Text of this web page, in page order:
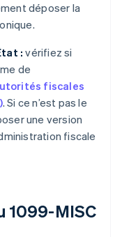
déposer la
: vérifiez si
de
fiscales
. Si ce n’est pas le
une version
fiscale
1099-MISC